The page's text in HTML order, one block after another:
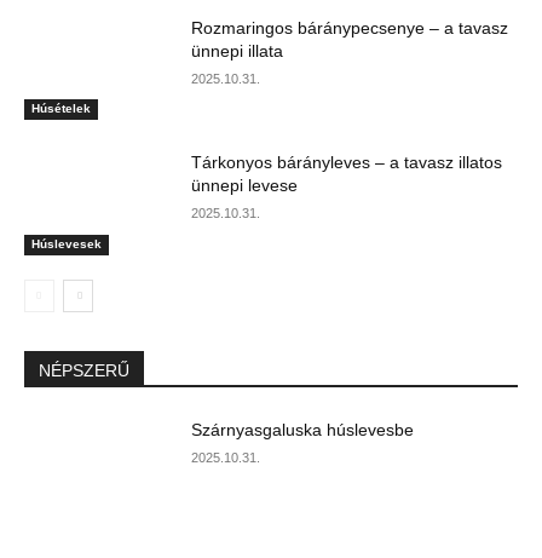
Húsételek
Rozmaringos báránypecsenye – a tavasz
ünnepi illata
2025.10.31.
Húslevesek
Tárkonyos bárányleves – a tavasz illatos
ünnepi levese
2025.10.31.
NÉPSZERŰ
Szárnyasgaluska húslevesbe
2025.10.31.